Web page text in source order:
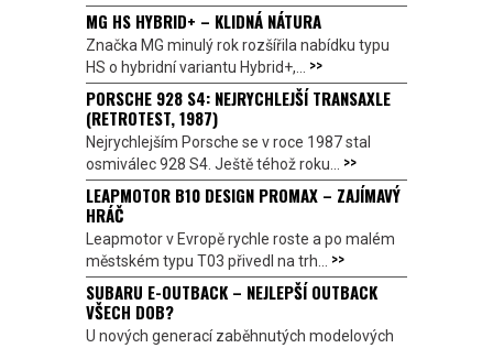
MG HS HYBRID+ – KLIDNÁ NÁTURA
Značka MG minulý rok rozšířila nabídku typu
HS o hybridní variantu Hybrid+,... >>
PORSCHE 928 S4: NEJRYCHLEJŠÍ TRANSAXLE
(RETROTEST, 1987)
Nejrychlejším Porsche se v roce 1987 stal
osmiválec 928 S4. Ještě téhož roku... >>
LEAPMOTOR B10 DESIGN PROMAX – ZAJÍMAVÝ
HRÁČ
Leapmotor v Evropě rychle roste a po malém
městském typu T03 přivedl na trh... >>
SUBARU E-OUTBACK – NEJLEPŠÍ OUTBACK
VŠECH DOB?
U nových generací zaběhnutých modelových